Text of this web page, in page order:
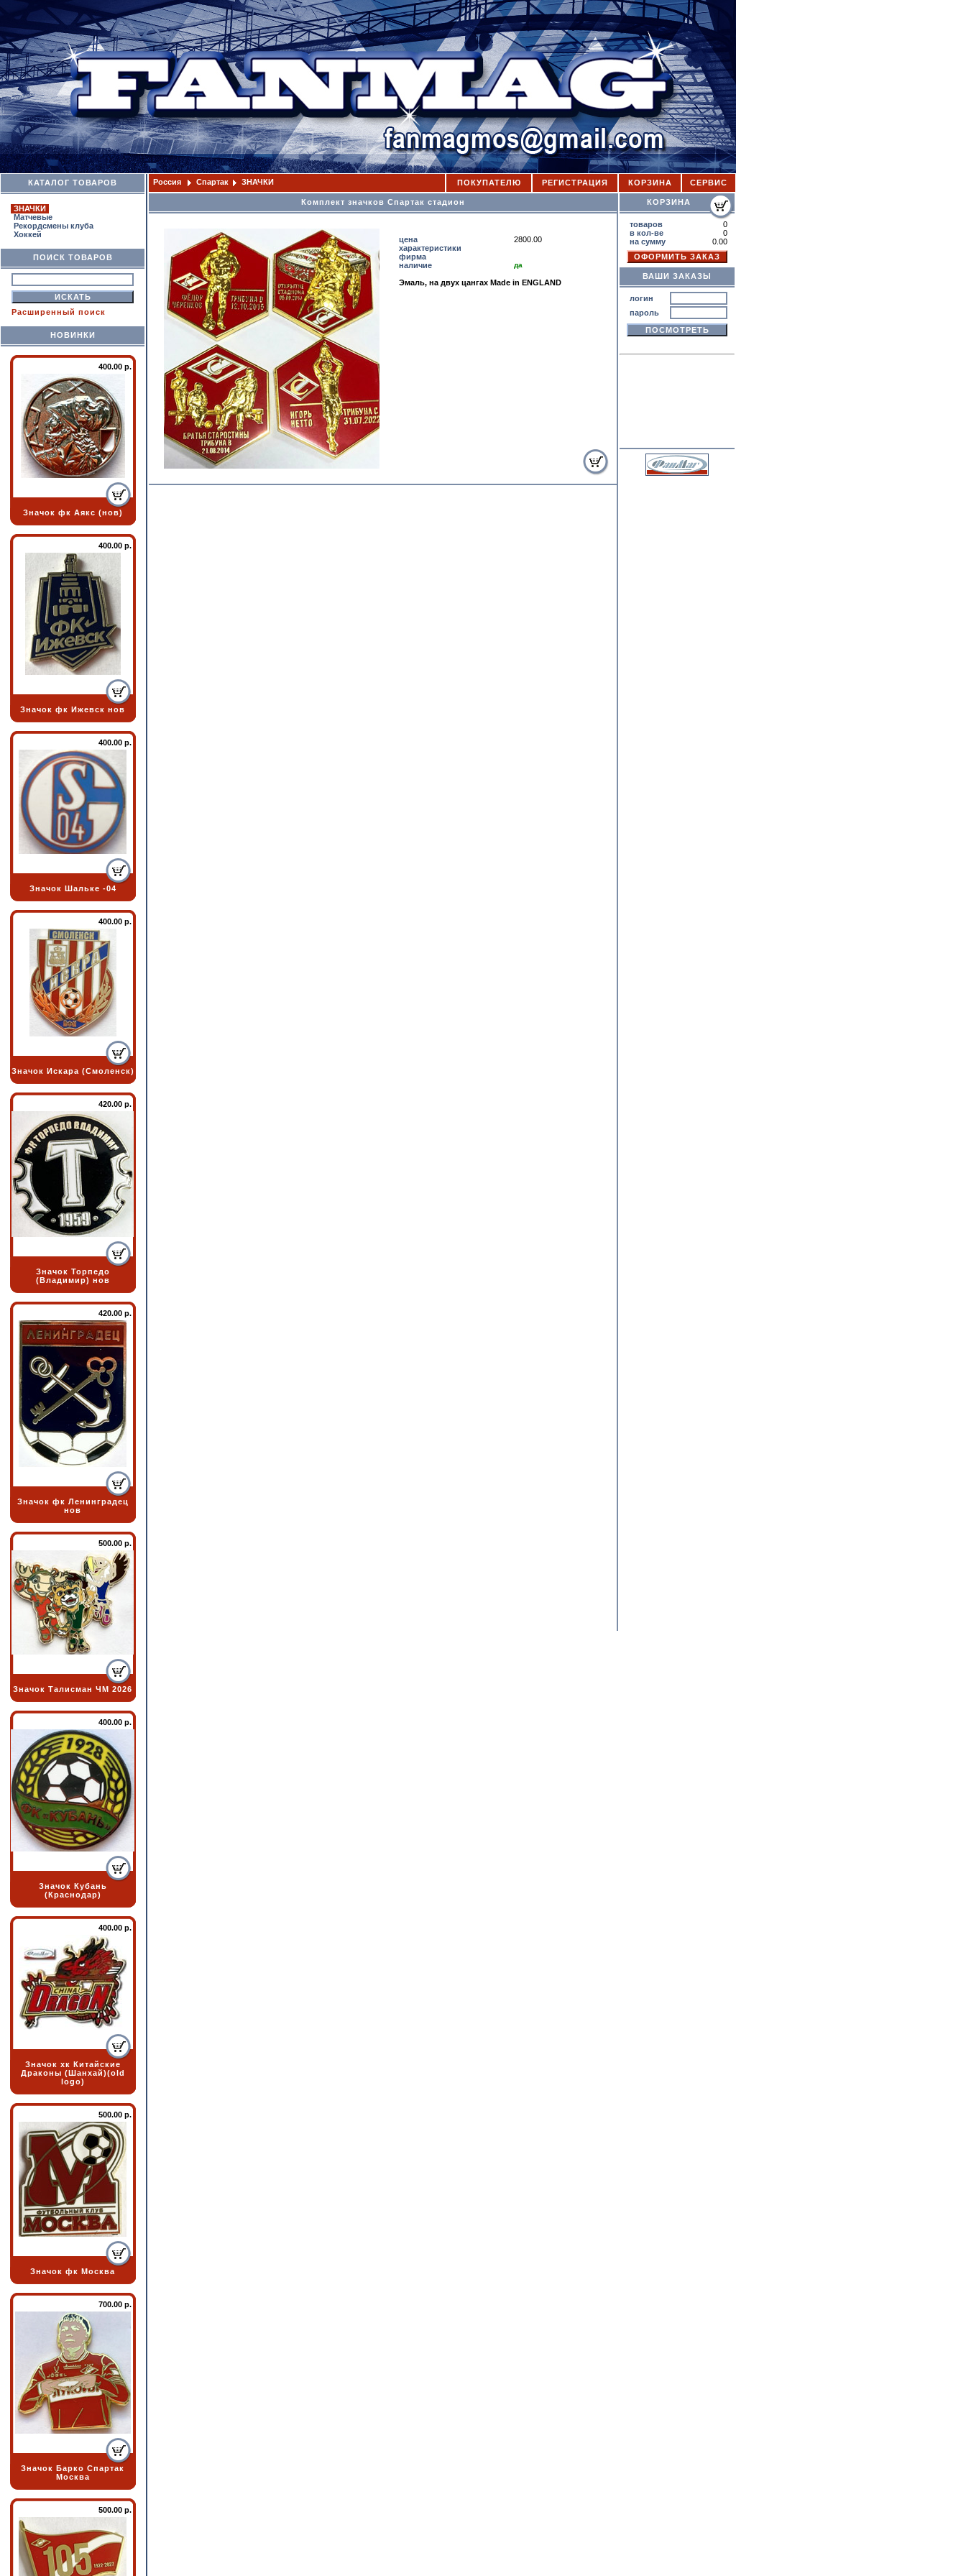
КАТАЛОГ ТОВАРОВ
ЗНАЧКИ
Матчевые
Рекордсмены клуба
Хоккей
ПОИСК ТОВАРОВ
Расширенный поиск
НОВИНКИ
400.00 р.
Значок фк Аякс (нов)
400.00 р.
Значок фк Ижевск нов
400.00 р.
Значок Шальке -04
400.00 р.
Значок Искара (Смоленск)
420.00 р.
Значок Торпедо
(Владимир) нов
420.00 р.
Значок фк Ленинградец
нов
500.00 р.
Значок Талисман ЧМ 2026
400.00 р.
Значок Кубань
(Краснодар)
400.00 р.
Значок хк Китайские
Драконы (Шанхай)(old
logo)
500.00 р.
Значок фк Москва
700.00 р.
Значок Барко Спартак
Москва
500.00 р.
Россия Спартак ЗНАЧКИ ПОКУПАТЕЛЮ РЕГИСТРАЦИЯ КОРЗИНА СЕРВИС
Комплект значков Спартак стадион
цена
2800.00
характеристики
фирма
наличие
да
Эмаль, на двух цангах Made in ENGLAND
КОРЗИНА
товаров
0
в кол-ве
0
на сумму
0.00
ВАШИ ЗАКАЗЫ
логин
пароль